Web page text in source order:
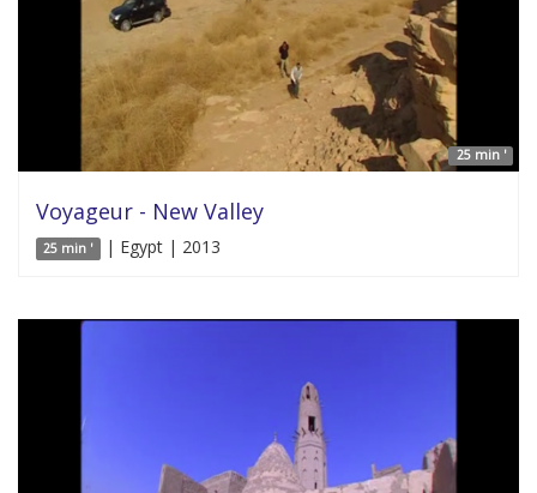
25 min '
Voyageur - New Valley
25 min ' | Egypt | 2013